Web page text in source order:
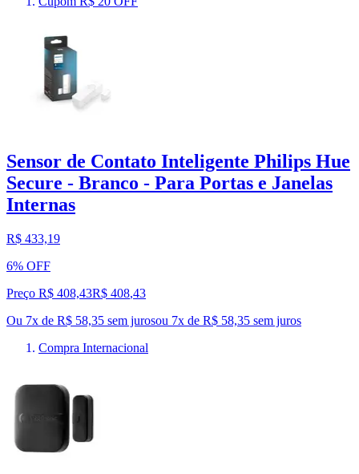
Sensor de Contato Inteligente Philips Hue
Secure - Branco - Para Portas e Janelas
Internas
R$ 433,19
6% OFF
Preço R$ 408,43R$ 408,43
Ou 7x de R$ 58,35 sem jurosou 7x de R$ 58,35 sem juros
Compra Internacional